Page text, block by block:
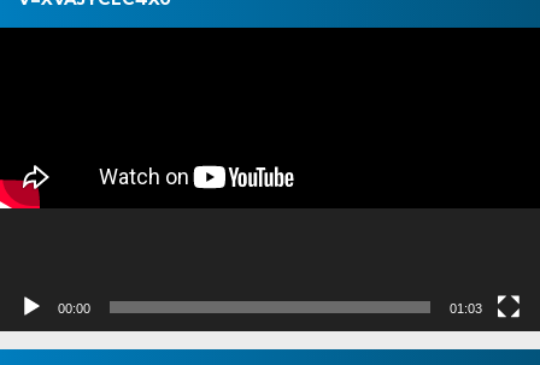
Pemutar
00:00 01:03